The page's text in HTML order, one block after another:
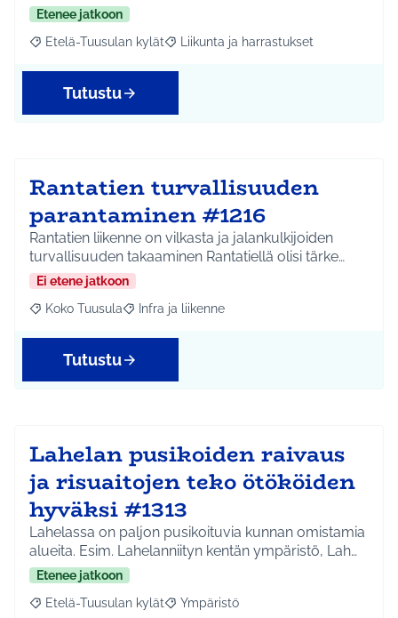
Etenee jatkoon
Rajaa tulokset aihepiirin mukaan: Etelä-Tuusulan kylät
Etelä-Tuusulan kylät Rajaa tulokset teeman mukaan:
Liikunta ja harrastukset
Tutustu
Rantatien turvallisuuden
parantaminen #1216
Rantatien liikenne on vilkasta ja jalankulkijoiden
turvallisuuden takaaminen Rantatiellä olisi tärke…
Ei etene jatkoon
Rajaa tulokset aihepiirin mukaan: Koko Tuusula
Koko Tuusula Rajaa tulokset teeman mukaan: Infra ja liikenne
Infra ja liikenne
Tutustu
Lahelan pusikoiden raivaus
ja risuaitojen teko ötököiden
hyväksi #1313
Lahelassa on paljon pusikoituvia kunnan omistamia
alueita. Esim. Lahelanniityn kentän ympäristö, Lah…
Etenee jatkoon
Rajaa tulokset aihepiirin mukaan: Etelä-Tuusulan kylät
Etelä-Tuusulan kylät Rajaa tulokset teeman mukaan:
Ympäristö